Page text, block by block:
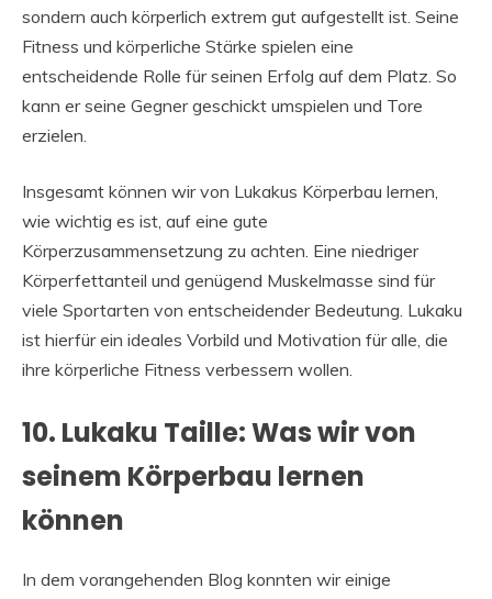
sondern auch körperlich extrem gut aufgestellt ist. Seine
Fitness und körperliche Stärke spielen eine
entscheidende Rolle für seinen Erfolg auf dem Platz. So
kann er seine Gegner geschickt umspielen und Tore
erzielen.
Insgesamt können wir von Lukakus Körperbau lernen,
wie wichtig es ist, auf eine gute
Körperzusammensetzung zu achten. Eine niedriger
Körperfettanteil und genügend Muskelmasse sind für
viele Sportarten von entscheidender Bedeutung. Lukaku
ist hierfür ein ideales Vorbild und Motivation für alle, die
ihre körperliche Fitness verbessern wollen.
10. Lukaku Taille: Was wir von
seinem Körperbau lernen
können
In dem vorangehenden Blog konnten wir einige